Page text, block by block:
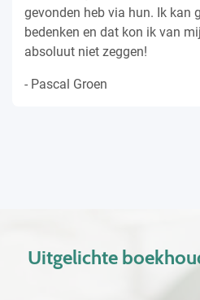
gevonden heb via hun. Ik kan
bedenken en dat kon ik van
absoluut niet zeggen!
- Pascal Groen
Uitgelichte